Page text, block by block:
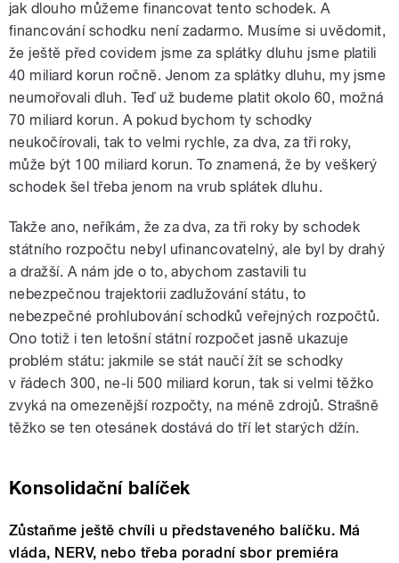
jak dlouho můžeme financovat tento schodek. A
financování schodku není zadarmo. Musíme si uvědomit,
že ještě před covidem jsme za splátky dluhu jsme platili
40 miliard korun ročně. Jenom za splátky dluhu, my jsme
neumořovali dluh. Teď už budeme platit okolo 60, možná
70 miliard korun. A pokud bychom ty schodky
neukočírovali, tak to velmi rychle, za dva, za tři roky,
může být 100 miliard korun. To znamená, že by veškerý
schodek šel třeba jenom na vrub splátek dluhu.
Takže ano, neříkám, že za dva, za tři roky by schodek
státního rozpočtu nebyl ufinancovatelný, ale byl by drahý
a dražší. A nám jde o to, abychom zastavili tu
nebezpečnou trajektorii zadlužování státu, to
nebezpečné prohlubování schodků veřejných rozpočtů.
Ono totiž i ten letošní státní rozpočet jasně ukazuje
problém státu: jakmile se stát naučí žít se schodky
v řádech 300, ne-li 500 miliard korun, tak si velmi těžko
zvyká na omezenější rozpočty, na méně zdrojů. Strašně
těžko se ten otesánek dostává do tří let starých džín.
Konsolidační balíček
Zůstaňme ještě chvíli u představeného balíčku. Má
vláda, NERV, nebo třeba poradní sbor premiéra